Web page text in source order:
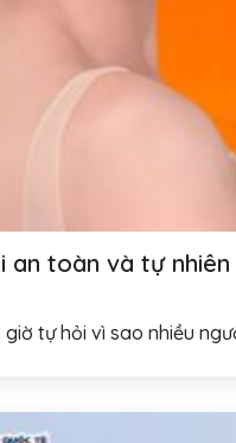
an toàn và tự
tự hỏi vì sao nhiều